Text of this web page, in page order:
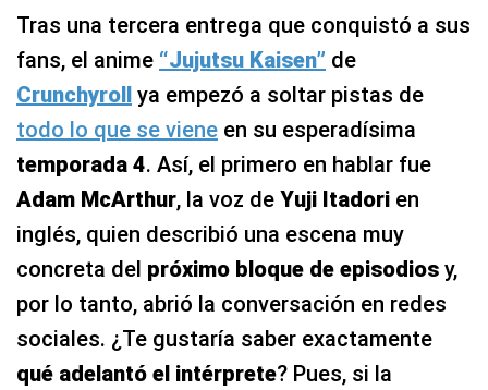
Tras una tercera entrega que conquistó a sus
fans, el anime “Jujutsu Kaisen” de
Crunchyroll ya empezó a soltar pistas de
todo lo que se viene en su esperadísima
temporada 4. Así, el primero en hablar fue
Adam McArthur, la voz de Yuji Itadori en
inglés, quien describió una escena muy
concreta del próximo bloque de episodios y,
por lo tanto, abrió la conversación en redes
sociales. ¿Te gustaría saber exactamente
qué adelantó el intérprete? Pues, si la